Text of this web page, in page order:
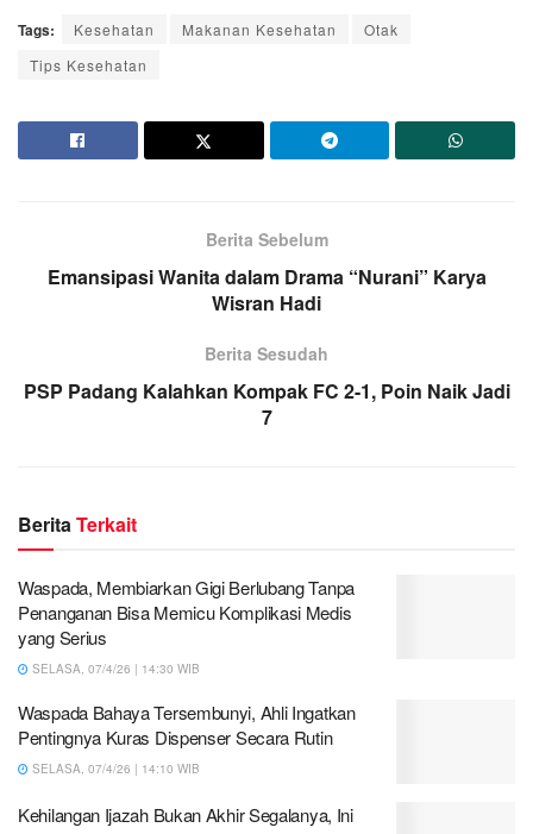
Tags: Kesehatan Makanan Kesehatan
Otak
Tips Kesehatan
Berita Sebelum
Emansipasi Wanita dalam Drama “Nurani” Karya
Wisran Hadi
Berita Sesudah
PSP Padang Kalahkan Kompak FC 2-1, Poin Naik Jadi
7
BeritaTerkait
Waspada, Membiarkan Gigi Berlubang Tanpa
Penanganan Bisa Memicu Komplikasi Medis
yang Serius
SELASA, 07/4/26 | 14:30 WIB
Waspada Bahaya Tersembunyi, Ahli Ingatkan
Pentingnya Kuras Dispenser Secara Rutin
SELASA, 07/4/26 | 14:10 WIB
Kehilangan Ijazah Bukan Akhir Segalanya, Ini